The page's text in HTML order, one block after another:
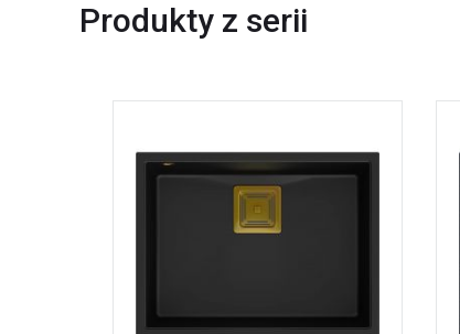
Produkty z serii